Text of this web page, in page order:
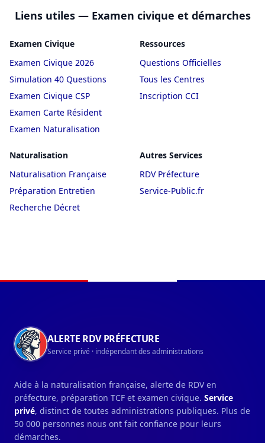
Liens utiles — Examen civique et démarches
Examen Civique
Examen Civique 2026
Simulation 40 Questions
Examen Civique CSP
Examen Carte Résident
Examen Naturalisation
Ressources
Questions Officielles
Tous les Centres
Inscription CCI
Naturalisation
Naturalisation Française
Préparation Entretien
Recherche Décret
Autres Services
RDV Préfecture
Service-Public.fr
ALERTE RDV PRÉFECTURE
Service privé · indépendant des administrations
Aide à la naturalisation française, alerte de RDV en
préfecture, préparation TCF et examen civique. Service
privé, distinct de toutes administrations publiques. Plus de
50 000 personnes nous ont fait confiance pour leurs
démarches.